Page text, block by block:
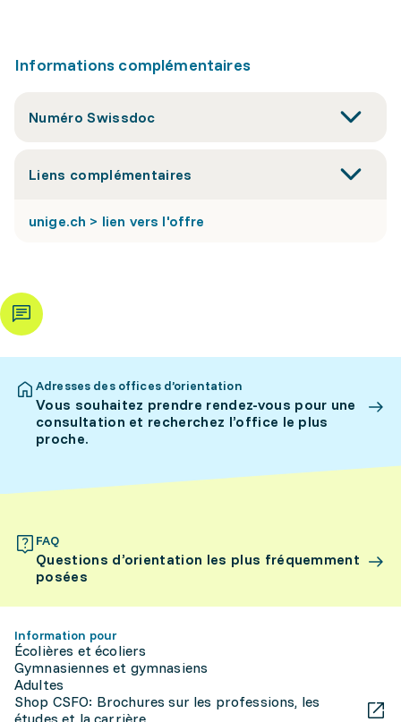
Informations complémentaires
Numéro Swissdoc
Liens complémentaires
unige.ch > lien vers l'offre
Adresses des offices d’orientation
Vous souhaitez prendre rendez-vous pour une
consultation et recherchez l’office le plus
proche.
FAQ
Questions d’orientation les plus fréquemment
posées
Information pour
Écolières et écoliers
Gymnasiennes et gymnasiens
Adultes
Shop CSFO: Brochures sur les professions, les
études et la carrière